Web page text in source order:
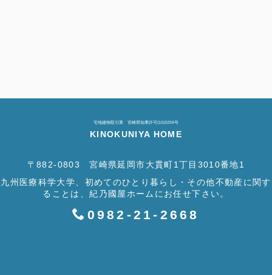
KINOKUNIYA HOME
宅地建物取引業 宮崎県知事許可(10)3259号
〒882-0803 宮崎県延岡市大貫町1丁目3010番地1
九州医療科学大学、初めてのひとり暮らし・その他不動産に関す
ることは、紀乃國屋ホームにお任せ下さい。
0982-21-2668